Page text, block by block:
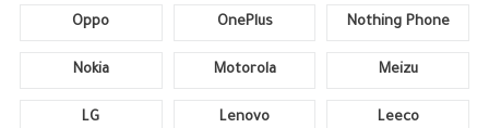
Oppo OnePlus Nothing Phone
Nokia Motorola Meizu
LG Lenovo Leeco